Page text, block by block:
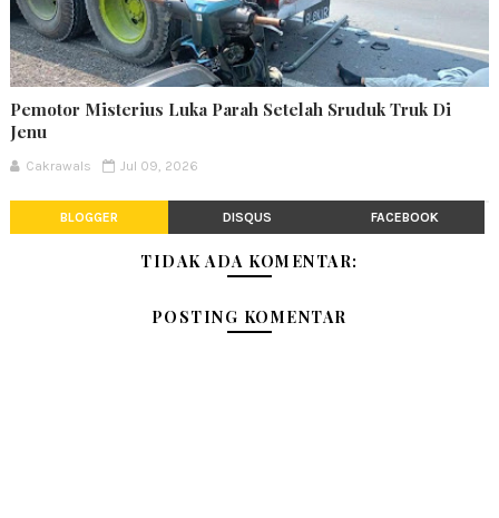
Pemotor Misterius Luka Parah Setelah Sruduk Truk Di
Jenu
Cakrawals Jul 09, 2026
BLOGGER DISQUS FACEBOOK
TIDAK ADA KOMENTAR:
POSTING KOMENTAR